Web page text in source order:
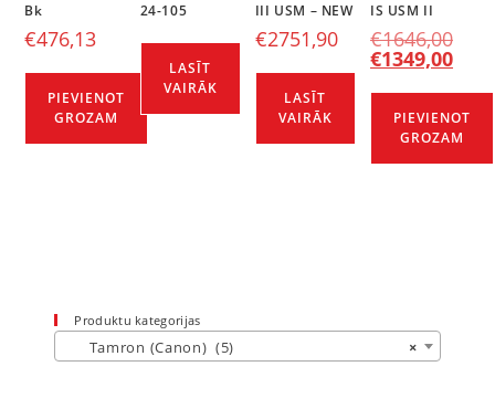
Bk
€476,13
PIEVIENOT
GROZAM
24-105
LASĪT
VAIRĀK
III USM – NEW
€2751,90
LASĪT
VAIRĀK
IS USM II
€1646,00
€1349,00
PIEVIENOT
GROZAM
Produktu kategorijas
×
Tamron (Canon) (5)